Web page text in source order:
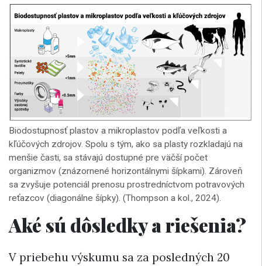
Biodostupnosť plastov a mikroplastov podľa veľkosti a
kľúčových zdrojov. Spolu s tým, ako sa plasty rozkladajú na
menšie časti, sa stávajú dostupné pre väčší počet
organizmov (znázornené horizontálnymi šípkami). Zároveň
sa zvyšuje potenciál prenosu prostredníctvom potravových
reťazcov (diagonálne šípky). (Thompson a kol., 2024).
Aké sú dôsledky a riešenia?
V priebehu výskumu sa za posledných 20